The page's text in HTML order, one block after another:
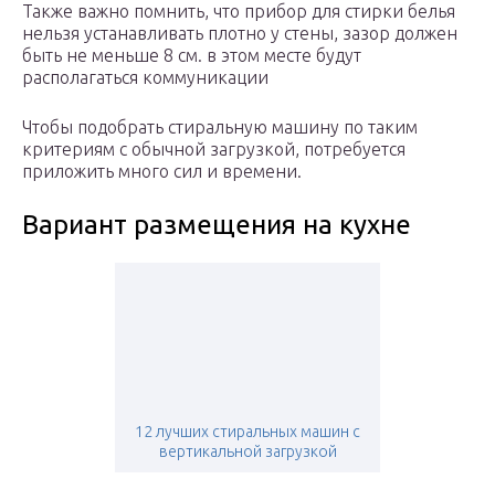
Также важно помнить, что прибор для стирки белья
нельзя устанавливать плотно у стены, зазор должен
быть не меньше 8 см. в этом месте будут
располагаться коммуникации
Чтобы подобрать стиральную машину по таким
критериям с обычной загрузкой, потребуется
приложить много сил и времени.
Вариант размещения на кухне
12 лучших стиральных машин с
вертикальной загрузкой